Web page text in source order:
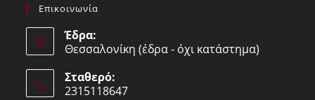
Επικοινωνία
Έδρα:
Θεσσαλονίκη (έδρα - όχι κατάστημα)
Σταθερό:
2315118647